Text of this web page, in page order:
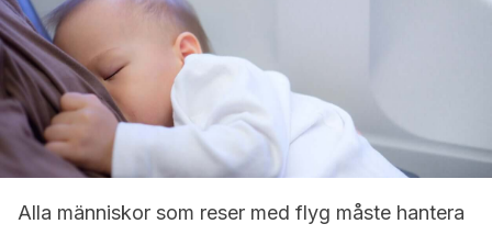
Alla människor som reser med flyg måste hantera